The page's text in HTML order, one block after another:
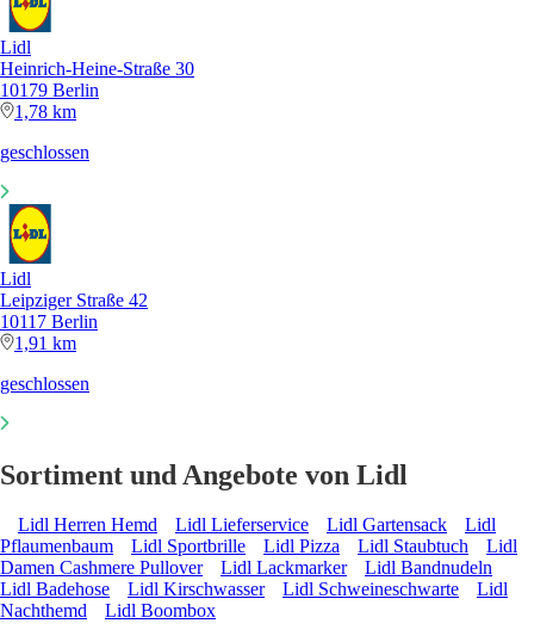
Lidl
Heinrich-Heine-Straße 30
10179 Berlin
1,78 km
geschlossen
Lidl
Leipziger Straße 42
10117 Berlin
1,91 km
geschlossen
Sortiment und Angebote von Lidl
Lidl Herren Hemd Lidl Lieferservice Lidl Gartensack
Lidl
Pflaumenbaum
Lidl Sportbrille Lidl Pizza Lidl Staubtuch
Lidl
Damen Cashmere Pullover
Lidl Lackmarker
Lidl Bandnudeln
Lidl Badehose
Lidl Kirschwasser Lidl Schweineschwarte
Lidl
Nachthemd
Lidl Boombox